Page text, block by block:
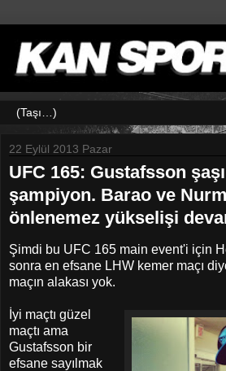
22 Eylül 2013 Pazar
UFC 165: Gustafsson
şampiyon. Barao ve
önlenemez yükselişi
Şimdi bu UFC 165 main event'i için
sonra en efsane LHW kemer maçı
maçın alakası yok.
İyi maçtı güzel
maçtı ama
Gustafsson bir
efsane sayılmak